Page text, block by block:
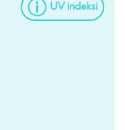
UV indeksi